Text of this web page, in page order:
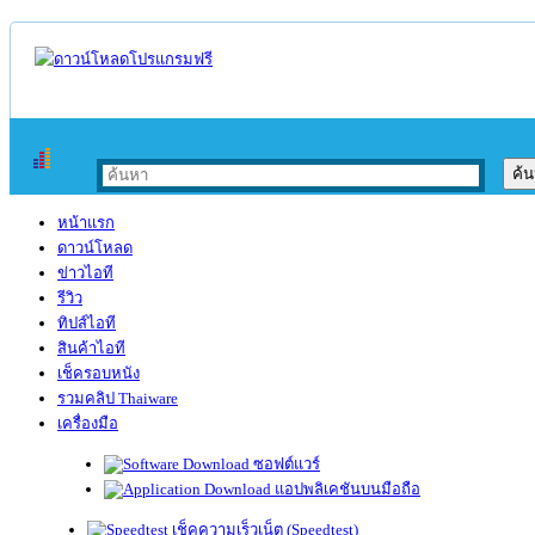
หน้าแรก
ดาวน์โหลด
ข่าวไอที
รีวิว
ทิปส์ไอที
สินค้าไอที
เช็ครอบหนัง
รวมคลิป Thaiware
เครื่องมือ
ซอฟต์แวร์
แอปพลิเคชันบนมือถือ
เช็คความเร็วเน็ต (Speedtest)